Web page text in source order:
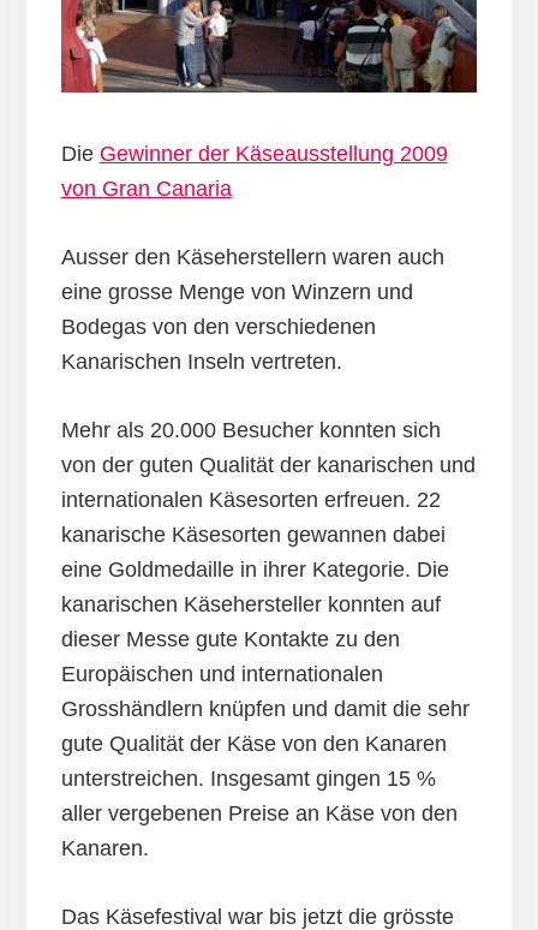
Die Gewinner der Käseausstellung 2009
von Gran Canaria
Ausser den Käseherstellern waren auch
eine grosse Menge von Winzern und
Bodegas von den verschiedenen
Kanarischen Inseln vertreten.
Mehr als 20.000 Besucher konnten sich
von der guten Qualität der kanarischen und
internationalen Käsesorten erfreuen. 22
kanarische Käsesorten gewannen dabei
eine Goldmedaille in ihrer Kategorie. Die
kanarischen Käsehersteller konnten auf
dieser Messe gute Kontakte zu den
Europäischen und internationalen
Grosshändlern knüpfen und damit die sehr
gute Qualität der Käse von den Kanaren
unterstreichen. Insgesamt gingen 15 %
aller vergebenen Preise an Käse von den
Kanaren.
Das Käsefestival war bis jetzt die grösste